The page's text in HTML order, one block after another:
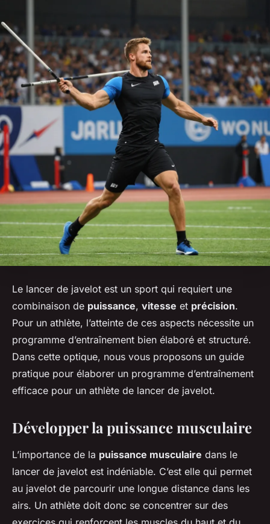
Le lancer de javelot est un sport qui requiert une
combinaison de puissance, vitesse et précision.
Pour un athlète, l’atteinte de ces aspects nécessite un
programme d’entraînement bien élaboré et structuré.
Dans cette optique, nous vous proposons un guide
pratique pour élaborer un programme d’entraînement
efficace pour un athlète de lancer de javelot.
Développer la puissance musculaire
L’importance de la puissance musculaire dans le
lancer de javelot est indéniable. C’est elle qui permet
au javelot de parcourir une longue distance dans les
airs. Un athlète doit donc se concentrer sur des